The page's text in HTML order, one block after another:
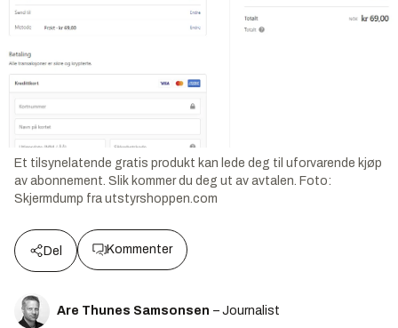
Et tilsynelatende gratis produkt kan lede deg til uforvarende kjøp
av abonnement. Slik kommer du deg ut av avtalen. Foto:
Skjermdump fra utstyrshoppen.com
Del Kommenter
Are Thunes Samsonsen – Journalist